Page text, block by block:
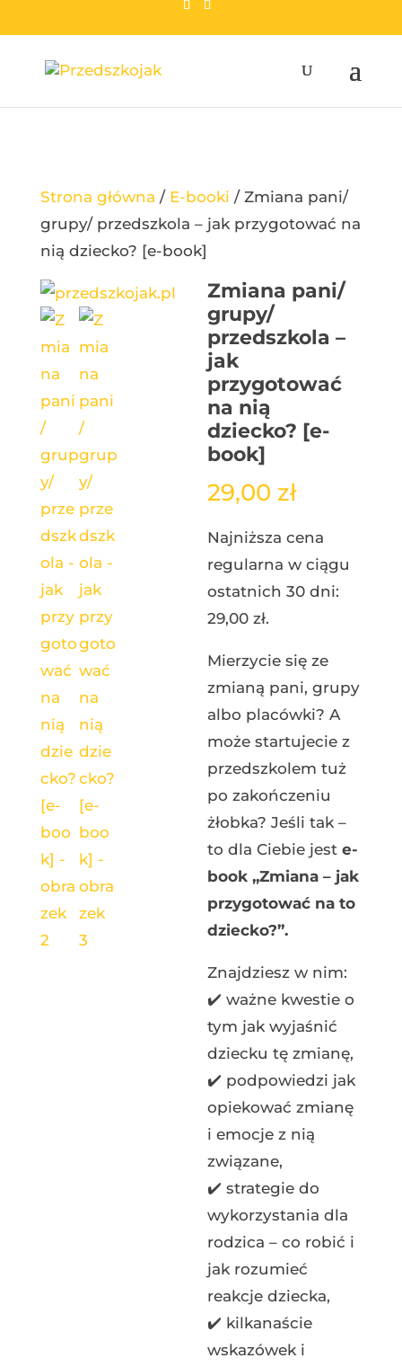
Strona główna / E-booki / Zmiana pani/
grupy/ przedszkola – jak przygotować na
nią dziecko? [e-book]
Zmiana pani/
grupy/
przedszkola –
jak
przygotować
na nią
dziecko? [e-
book]
29,00 zł
Najniższa cena
regularna w ciągu
ostatnich 30 dni:
29,00zł.
Mierzycie się ze
zmianą pani, grupy
albo placówki? A
może startujecie z
przedszkolem tuż
po zakończeniu
żłobka? Jeśli tak –
to dla Ciebie jeste-
book „Zmiana – jak
przygotować na to
dziecko?”.
Znajdziesz w nim:
✔️ważne kwestie o
tym jak wyjaśnić
dziecku tę zmianę,
✔️ podpowiedzi jak
opiekować zmianę
i emocje z nią
związane,
✔️ strategie do
wykorzystania dla
rodzica – co robić i
jak rozumieć
reakcje dziecka,
✔️ kilkanaście
wskazówek i